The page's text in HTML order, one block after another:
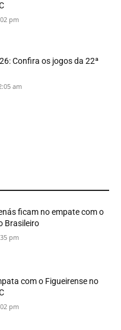
pm
Confira os jogos da 22ª
am
ficam no empate com o
Brasileiro
pm
com o Figueirense no
pm